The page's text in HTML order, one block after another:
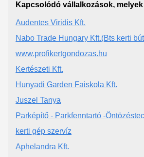
Kapcsolódó vállalkozások,
Audentes Viridis Kft.
Nabo Trade Hungary Kft.(Bts kerti
www.profikertgondozas.hu
Kertészeti Kft.
Hunyadi Garden Faiskola Kft.
Juszel Tanya
Parképítő - Parkfenntartó -
kerti gép szervíz
Aphelandra Kft.